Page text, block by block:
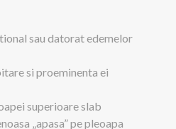
sau datorat edemelor
si proeminenta ei
superioare slab
„apasa” pe pleoapa